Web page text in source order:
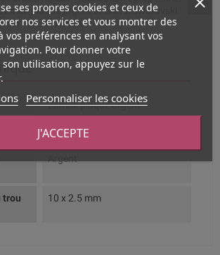
plaque argent et cristal swarovski.
. Int. 10x3mm
Zamak plaqué argent
Argent
Argent
trou
10 x 2.5 mm
ses propres cookies et ceux de
nos services et vous montrer des
vos préférences en analysant vos
Pour donner votre
utilisation, appuyez sur le
Personnaliser les cookies
J'ACCEPTE